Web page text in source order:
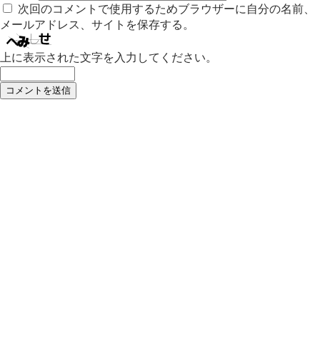
次回のコメントで使用するためブラウザーに自分の名前、
メールアドレス、サイトを保存する。
上に表示された文字を入力してください。